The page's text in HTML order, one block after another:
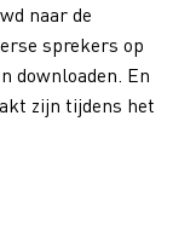
naar de
sprekers op
downloaden. En
zijn tijdens het